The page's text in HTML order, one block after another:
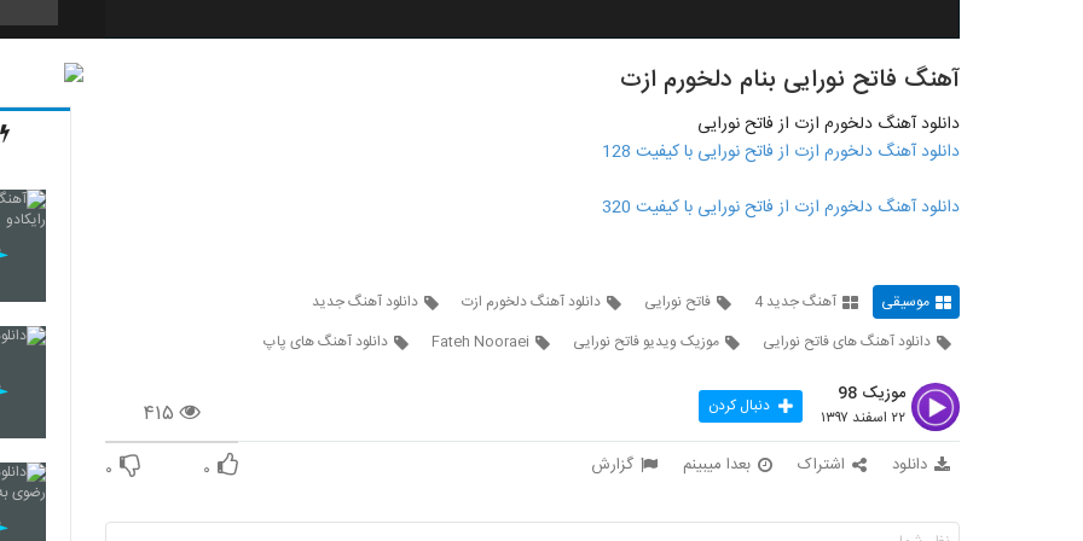
2115 آهنگ فاتح نورایی بنام دلخورم ازت
دانلود آهنگ دلخورم ازت از فاتح نورایی
دانلود آهنگ دلخورم ازت از فاتح نورایی با کیفیت 128
دانلود آهنگ دلخورم ازت از فاتح نورایی با کیفیت 320
موسیقی آهنگ جدید 4 فاتح نورایی دانلود آهنگ دلخورم ازت
دانلود آهنگ جدید
دانلود آهنگ های فاتح نورایی
موزیک ویدیو فاتح نورایی Fateh Nooraei دانلود آهنگ های پاپ
۴۱۵
موزیک 98
۲۲ اسفند ۱۳۹۷ دنبال کردن
دانلود اشتراک بعدا میبینم گزارش ۰ ۰